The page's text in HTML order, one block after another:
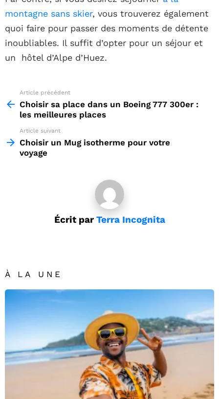
montagne sans skier, vous trouverez également
quoi faire pour passer des moments de détente
inoubliables. Il suffit d’opter pour un séjour et
un hôtel d’Alpe d’Huez.
more
Article précédent
Choisir sa place dans un Boeing 777 300er :
les meilleures places
Article suivant
Choisir un Mug isotherme pour votre
voyage
Écrit par Terra Incognita
À LA UNE